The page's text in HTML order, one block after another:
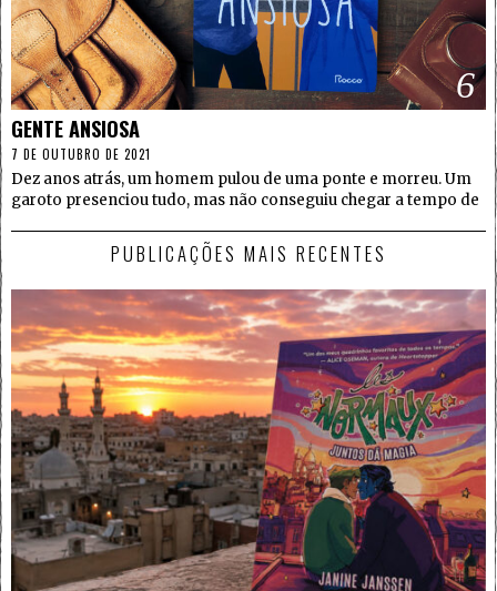
6
GENTE ANSIOSA
7 DE OUTUBRO DE 2021
Dez anos atrás, um homem pulou de uma ponte e morreu. Um
garoto presenciou tudo, mas não conseguiu chegar a tempo de
PUBLICAÇÕES MAIS RECENTES